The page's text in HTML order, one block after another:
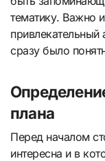
тематику. Важно
привлекательный
сразу было
плана
Перед началом
интересна и в